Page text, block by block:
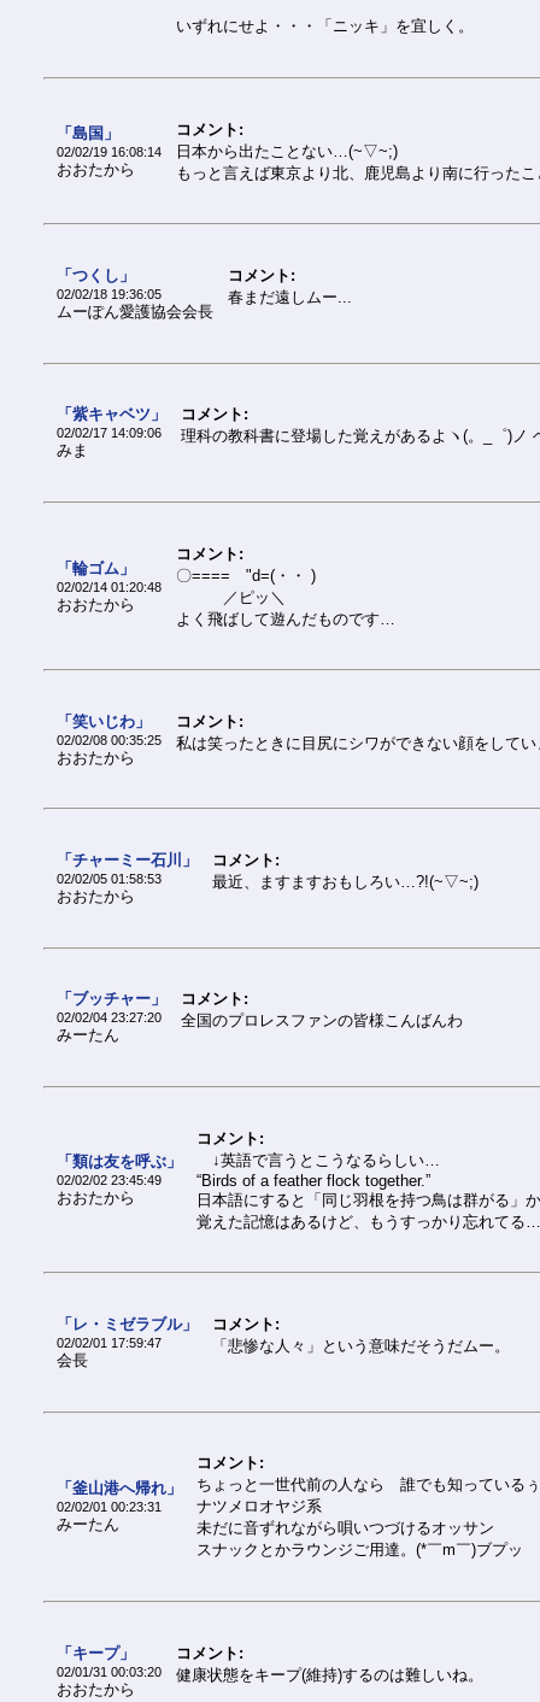
いずれにせよ・・・「ニッキ」を宜しく。
「島国」
02/02/19 16:08:14
おおたから
コメント:
日本から出たことない…(~▽~;)
もっと言えば東京より北、鹿児島より南に行った
「つくし」
02/02/18 19:36:05
ムーぽん愛護協会会長
コメント:
春まだ遠しムー...
「紫キャベツ」
02/02/17 14:09:06
みま
コメント:
理科の教科書に登場した覚えがあるよヽ(。_゜)ノ
「輪ゴム」
02/02/14 01:20:48
おおたから
コメント:
〇==== "d=(・・ )
／ピッ＼
よく飛ばして遊んだものです…
「笑いじわ」
02/02/08 00:35:25
おおたから
コメント:
私は笑ったときに目尻にシワができない顔をしてい
「チャーミー石川」
02/02/05 01:58:53
おおたから
コメント:
最近、ますますおもしろい…?!(~▽~;)
「ブッチャー」
02/02/04 23:27:20
みーたん
コメント:
全国のプロレスファンの皆様こんばんわ
「類は友を呼ぶ」
02/02/02 23:45:49
おおたから
コメント:
↓英語で言うとこうなるらしい…
“Birds of a feather flock together.”
日本語にすると「同じ羽根を持つ鳥は群がる」
覚えた記憶はあるけど、もうすっかり忘れてる
「レ・ミゼラブル」
02/02/01 17:59:47
会長
コメント:
「悲惨な人々」という意味だそうだムー。
「釜山港へ帰れ」
02/02/01 00:23:31
みーたん
コメント:
ちょっと一世代前の人なら 誰でも知っている
ナツメロオヤジ系
未だに音ずれながら唄いつづけるオッサン
スナックとかラウンジご用達。(*￣m￣)ブプッ
「キープ」
02/01/31 00:03:20
おおたから
コメント:
健康状態をキープ(維持)するのは難しいね。